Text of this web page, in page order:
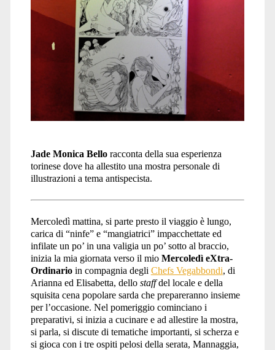
Jade Monica Belloracconta della sua esperienza
torinese dove ha allestito una mostra personale di
illustrazioni a tema antispecista.
Mercoledì mattina, si parte presto il viaggio è lungo,
carica di “ninfe” e “mangiatrici” impacchettate ed
infilate un po’ in una valigia un po’ sotto al braccio,
inizia la mia giornata verso il mio Mercoledì eXtra-
Ordinarioin compagnia degli Chefs Vegabbondi, di
Arianna ed Elisabetta, dello staffdel locale e della
squisita cena popolare sarda che prepareranno insieme
per l’occasione. Nel pomeriggio cominciano i
preparativi, si inizia a cucinare e ad allestire la mostra,
si parla, si discute di tematiche importanti, si scherza e
si gioca con i tre ospiti pelosi della serata, Mannaggia,